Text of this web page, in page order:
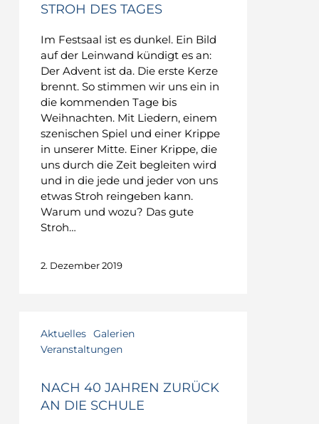
STROH DES TAGES
Im Festsaal ist es dunkel. Ein Bild
auf der Leinwand kündigt es an:
Der Advent ist da. Die erste Kerze
brennt. So stimmen wir uns ein in
die kommenden Tage bis
Weihnachten. Mit Liedern, einem
szenischen Spiel und einer Krippe
in unserer Mitte. Einer Krippe, die
uns durch die Zeit begleiten wird
und in die jede und jeder von uns
etwas Stroh reingeben kann.
Warum und wozu? Das gute
Stroh…
2. Dezember 2019
Aktuelles Galerien
Veranstaltungen
NACH 40 JAHREN ZURÜCK
AN DIE SCHULE